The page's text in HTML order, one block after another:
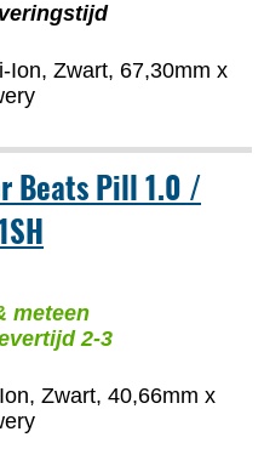
Ion, Zwart, 67,30mm x
Beats Pill 1.0 /
meteen
2-3
Zwart, 40,66mm x